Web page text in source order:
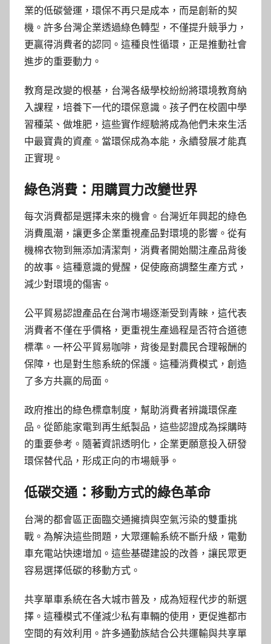
業的低碳營運，環保不再只是成本，而是創新的契
機。許多台灣企業透過綠色轉型，不僅提升競爭力，
更贏得消費者的認同。這種良性循環，正是推動社會
進步的重要動力。
教育是改變的根基，台灣各級學校紛紛將環境教育納
入課程，培養下一代的環保意識。孩子們在校園中學
習種菜、做堆肥，這些實作經驗將成為他們未來生活
中最寶貴的資產。當環保成為本能，永續發展才能真
正實現。
綠色消費：用購買力改變世界
每次消費都是選擇未來的機會。台灣近年興起的綠色
消費風潮，讓更多企業重視產品對環境的影響。從有
機棉衣物到無添加清潔劑，消費者開始關注產品背後
的故事。這種意識的覺醒，促使廠商調整生產方式，
減少對環境的傷害。
公平貿易認證產品在台灣市場逐漸受到青睞，這代表
消費者不僅在乎價格，更重視生產過程是否符合道德
標準。一杯公平貿易咖啡，背後是對農民合理報酬的
保障，也是對生態系統的保護。這種消費模式，創造
了多方共贏的局面。
政府推出的綠色標章制度，幫助消費者辨識環保產
品。從節能家電到再生紙製品，這些認證成為採購時
的重要參考。隨著資訊透明化，企業更願意投入研發
環保替代品，形成正向的市場競爭。
低碳交通：移動方式的綠色革命
台灣的都會區正面臨交通擁擠與空氣污染的雙重挑
戰。為解決這些問題，大眾運輸系統不斷升級，電動
車充電站快速增加。這些基礎建設的改善，讓民眾更
容易選擇低碳的移動方式。
共享單車系統在各大城市普及，成為短程代步的新選
擇。這種模式不僅減少私有車輛的使用，更促進都市
空間的有效利用。許多通勤族結合公共運輸與共享單